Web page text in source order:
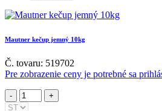
Mautner kečup jemný 10kg
Č. tovaru: 519702
Pre zobrazenie ceny je potrebné sa